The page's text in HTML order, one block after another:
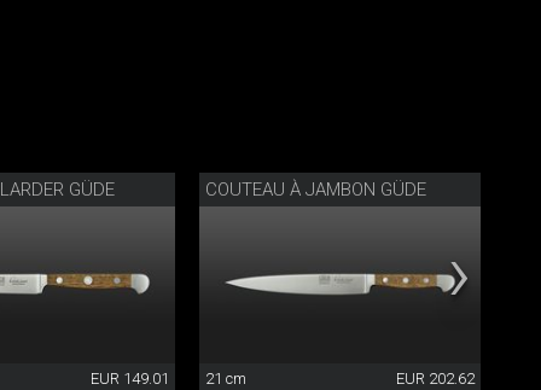
GÜDE
EUR 149.01
COUTEAU À JAMBON GÜDE
21 cm EUR 202.62